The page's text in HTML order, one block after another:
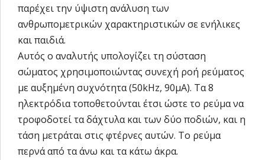
παρέχει την ύψιστη ανάλυση των
ανθρωπομετρικών χαρακτηριστικών σε ενήλικες
και παιδιά.
Αυτός ο αναλυτής υπολογίζει τη σύσταση
σώματος χρησιμοποιώντας συνεχή ροή ρεύματος
με αυξημένη συχνότητα (50kHz, 90μA). Τα 8
ηλεκτρόδια τοποθετούνται έτσι ώστε το ρεύμα να
τροφοδοτεί τα δάχτυλα και των δύο ποδιών, και η
τάση μετράται στις φτέρνες αυτών. Το ρεύμα
περνά από τα άνω και τα κάτω άκρα.